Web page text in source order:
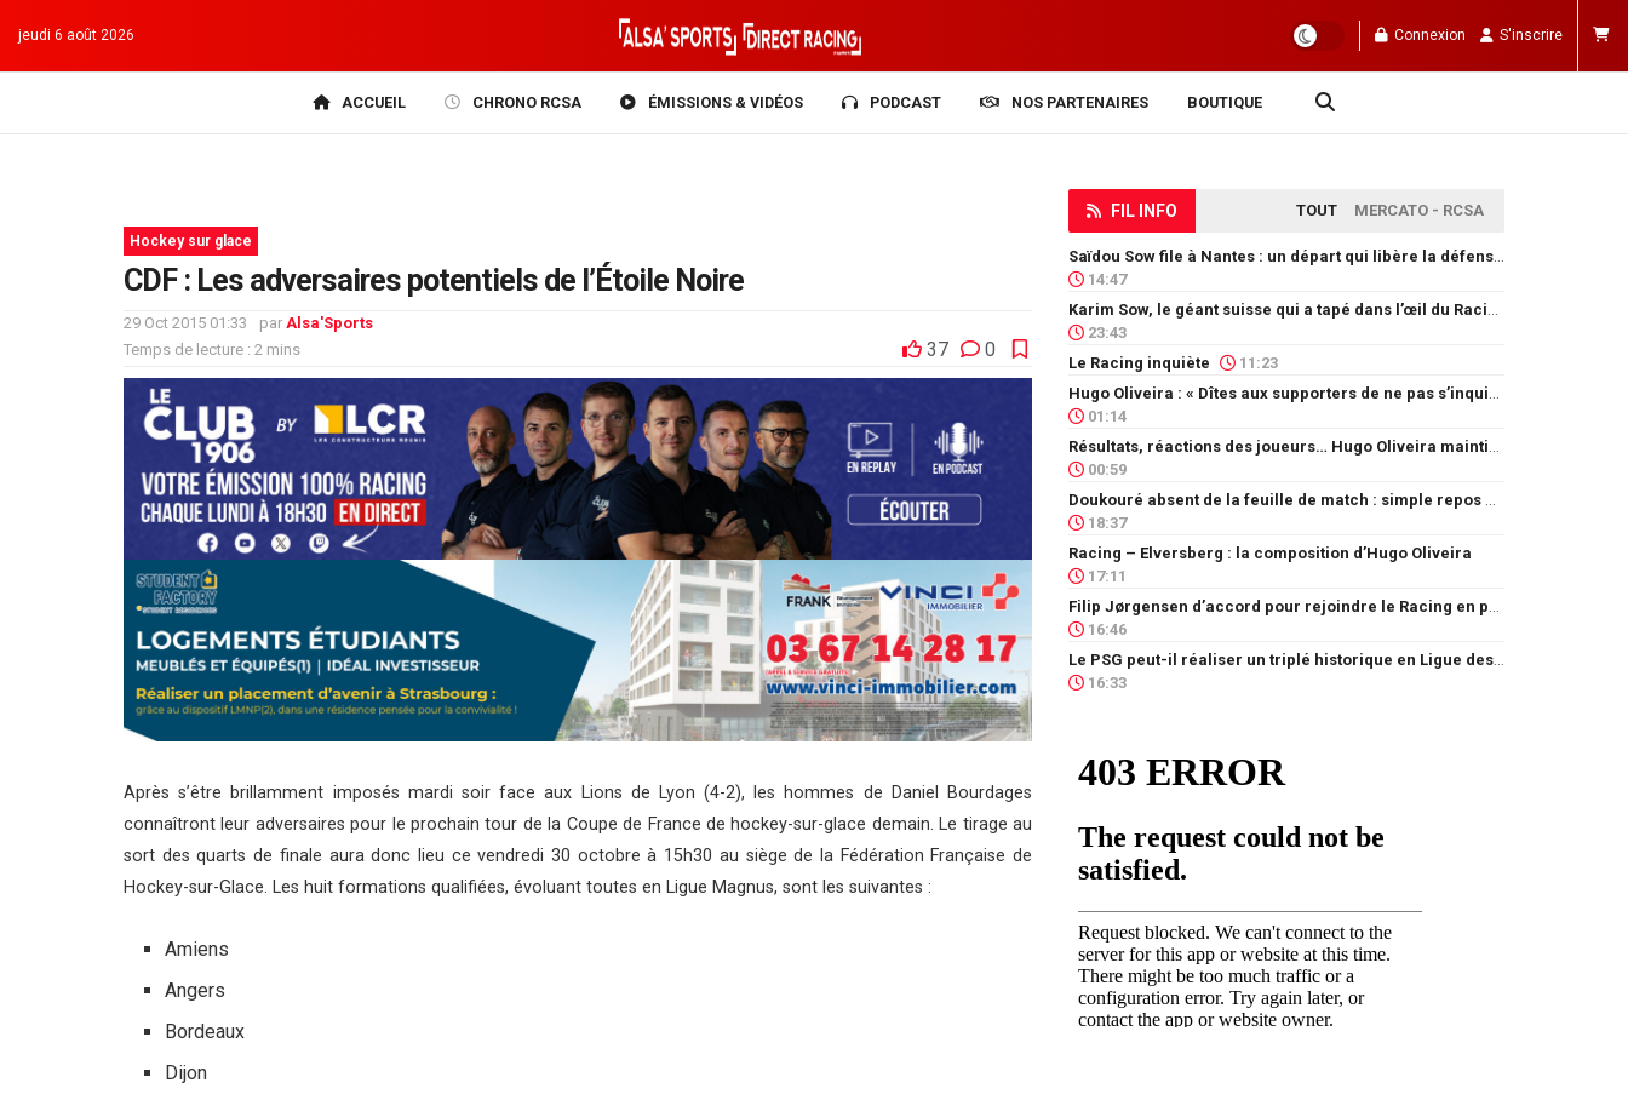
jeudi 6 août 2026 Connexion S'inscrire
ACCUEIL CHRONO RCSA ÉMISSIONS & VIDÉOS PODCAST NOS PARTENAIRES BOUTIQUE
Hockey sur glace
CDF : Les adversaires potentiels de l’Étoile Noire
29 Oct 2015 01:33 par Alsa'Sports
Temps de lecture : 2 mins
37 0
Après s’être brillamment imposés mardi soir face aux Lions de Lyon (4-2), les hommes de Daniel Bourdages
connaîtront leur adversaires pour le prochain tour de la Coupe de France de hockey-sur-glace demain. Le tirage au
sort des quarts de finale aura donc lieu ce vendredi 30 octobre à 15h30 au siège de la Fédération Française de
Hockey-sur-Glace. Les huit formations qualifiées, évoluant toutes en Ligue Magnus, sont les suivantes :
Amiens
Angers
Bordeaux
Dijon
FIL INFO TOUT MERCATO - RCSA
14:47
23:43
Le Racing inquiète
11:23
01:14
00:59
18:37
Racing – Elversberg : la composition d’Hugo Oliveira
17:11
16:46
16:33